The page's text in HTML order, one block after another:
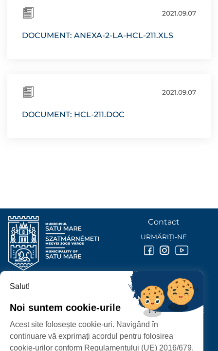
2021.09.07
DOCUMENT: ANEXA-2-LA-HCL-211.XLS
2021.09.07
DOCUMENT: HCL-211.DOC
PROTECȚIA DATELOR PERSONALE
PRIMĂRIA MUNICIPIULUI
P-ȚA 25 OCTOMBRIE, NR. 1 CORP M, 440026 SATU MARE
Contact
URMĂRIȚI-NE
Salut!
Noi suntem cookie-urile
Acest site folosește cookie-uri. Navigând în
continuare vă exprimați acordul pentru folosirea
cookie-urilor conform Regulamentului (UE) 2016/679.